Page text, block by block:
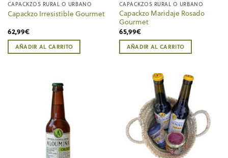
CAPACKZOS RURAL O URBANO
Capackzo Irresistible Gourmet
62,99€
AÑADIR AL CARRITO
CAPACKZOS RURAL O URBANO
Capackzo Maridaje Rosado
Gourmet
65,99€
AÑADIR AL CARRITO